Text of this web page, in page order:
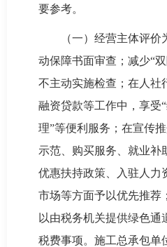
要参考。
（一）经营主体评
动保障书面审查；减少“
不主动实施检查；在人社
融资贷款等工作中，享受
理”等便利服务；在宣传
示范、购买服务、就业补
优惠扶持政策、入驻人力
市场等方面予以优先推荐
以由税务机关提供绿色通
税费事项。施工总承包单